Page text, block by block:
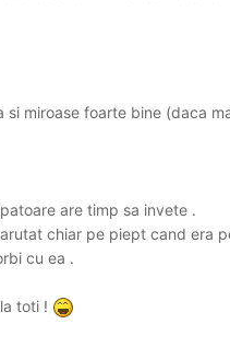
miroase foarte bine (daca
are timp sa invete .
chiar pe piept cand era
cu ea .
toti !